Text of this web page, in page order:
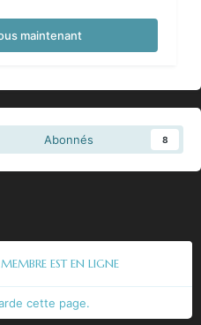
maintenant
Abonnés 8
EST EN LIGNE
cette page.